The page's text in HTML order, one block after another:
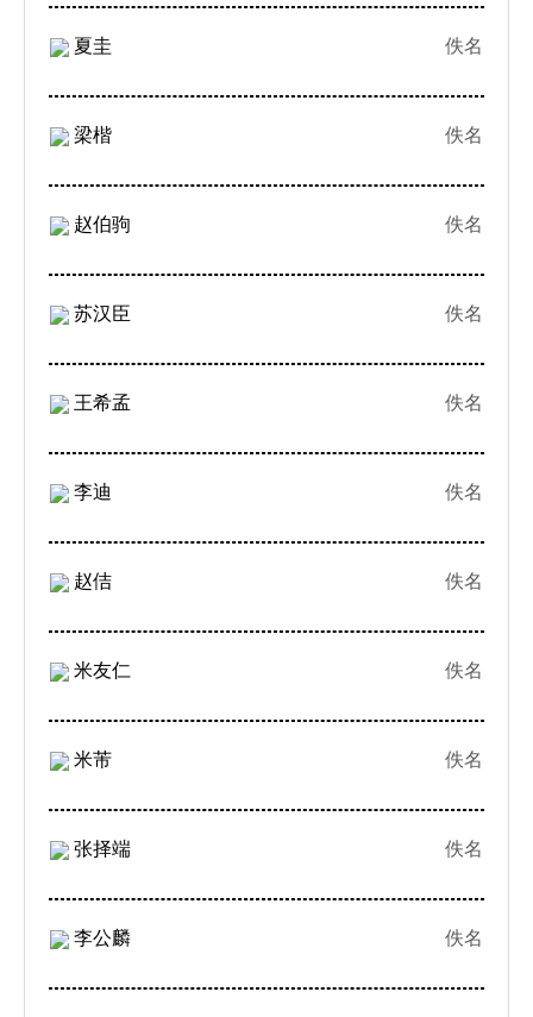
夏圭 佚名
梁楷 佚名
赵伯驹 佚名
苏汉臣 佚名
王希孟 佚名
李迪 佚名
赵佶 佚名
米友仁 佚名
米芾 佚名
张择端 佚名
李公麟 佚名